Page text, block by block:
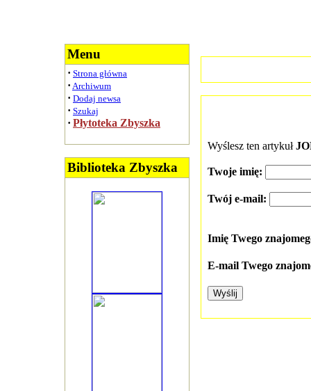
Menu
· Strona główna
· Archiwum
· Dodaj newsa
· Szukaj
· Płytoteka Zbyszka
Biblioteka Zbyszka
Wyślesz ten artykuł
Twoje imię:
Twój e-mail:
Imię Twego
E-mail Twego